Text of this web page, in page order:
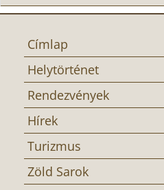
Címlap
Helytörténet
Rendezvények
Hírek
Turizmus
Zöld Sarok